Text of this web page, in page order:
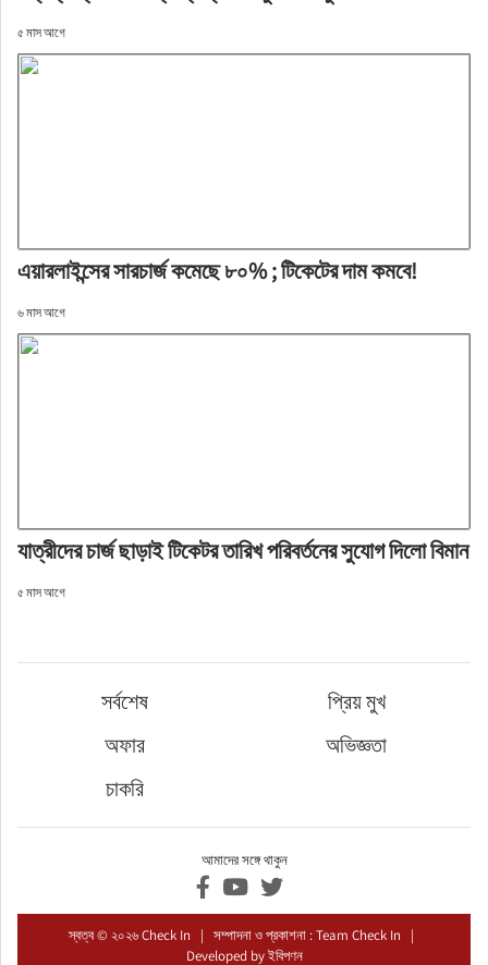
৫ মাস আগে
এয়ারলাইন্সের সারচার্জ কমেছে ৮০% ; টিকেটের দাম কমবে!
৬ মাস আগে
যাত্রীদের চার্জ ছাড়াই টিকেটর তারিখ পরিবর্তনের সুযোগ দিলো বিমান
৫ মাস আগে
সর্বশেষ
প্রিয় মুখ
অফার
অভিজ্ঞতা
চাকরি
আমাদের সঙ্গে থাকুন
স্বত্ব © ২০২৬ Check In | সম্পাদনা ও প্রকাশনা : Team Check In |
Developed byইবিপণন